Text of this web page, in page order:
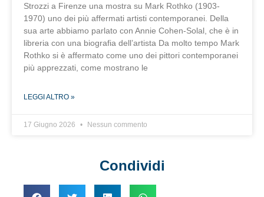
Strozzi a Firenze una mostra su Mark Rothko (1903-
1970) uno dei più affermati artisti contemporanei. Della
sua arte abbiamo parlato con Annie Cohen-Solal, che è in
libreria con una biografia dell’artista Da molto tempo Mark
Rothko si è affermato come uno dei pittori contemporanei
più apprezzati, come mostrano le
LEGGI ALTRO »
17 Giugno 2026 Nessun commento
Condividi